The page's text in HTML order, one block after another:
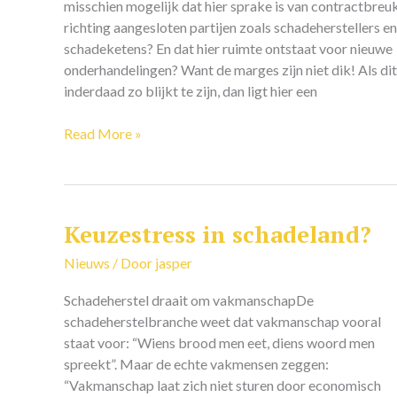
misschien mogelijk dat hier sprake is van
richting aangesloten partijen zoals schadeherstellers en
schadeketens? En dat hier ruimte ontstaat voor nieuwe
onderhandelingen? Want de marges zijn niet dik! Als dit
inderdaad zo blijkt te zijn, dan ligt hier een
Read More »
Keuzestress in schadeland?
Nieuws / Door jasper
Schadeherstel draait om vakmanschapDe
schadeherstelbranche weet dat vakmanschap vooral
staat voor: “Wiens brood men eet, diens woord men
spreekt”. Maar de echte vakmensen zeggen:
“Vakmanschap laat zich niet sturen door economisch
Keuzestress
schadeland?